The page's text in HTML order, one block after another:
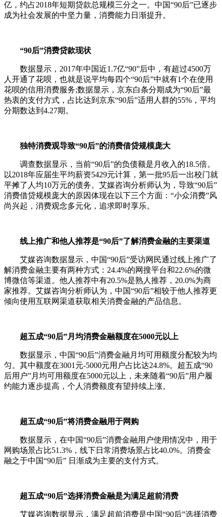
亿，约占2018年短期贷款总规模三分之一。中国“90后”已逐步
成为社会发展的中坚力量，消费能力日渐提升。
“90后”消费贷款现状
数据显示，2017年中国近1.7亿“90”后中，有超过4500万
人开通了花呗，也就是说平均每四个“90后”中就有1个在使用
花呗的信用消费服务;数据显示，京东白条分期成为“90后”最
热衷的支付方式，占比达到京东“90后”适用人群的55%，平均
分期数达到4.27期。
独特消费观导致“90后”的消费借贷规模庞大
调查数据显示，当前“90后”的负债额是月收入的18.5倍。
以2018年应届生平均薪资5429元计算，第一批95后一出校门就
平摊了人均10万元的债务。艾媒咨询分析师认为，导致“90后”
消费借贷规模庞大的原因体现在以下三个方面：“小众消费”风
尚兴起，消费观念多元化，追求即时享乐。
线上推广和他人推荐是“90后”了解消费金融的主要渠道
艾媒咨询数据显示，中国“90后”受访网民通过线上推广了
解消费金融主要有两种方式：24.4%的网搜平台和22.6%的微
博微信等渠道。他人推荐中有20.5%是熟人推荐，20.0%为商
家推荐。艾媒咨询分析师认为，中国“90后”相较于他人推荐更
倾向使用互联网渠道获取相关消费金融的产品信息。
超五成“90后”月均消费金融额度在5000元以上
数据显示，中国“90后”消费金融月均可用额度分配较为均
匀。其中额度在3001元-5000元用户占比达24.8%。超五成“90
后用户”月均可用额度在5000元以上，未来随着“90后”用户履
约能力逐步提高，个人消费额度有望持续上涨。
超五成“90后”将消费金融用于网购
数据显示，在中国“90后”消费金融用户使用情况中，用于
网购场景占比51.3%，线下日常消费场景占比40.0%。消费金
融之于中国“90后” 日渐成为主要的支付方式。
超五成“90后”选择消费金融是为满足超前消费
艾媒咨询数据显示，满足超前消费是中国“90后”选择消费